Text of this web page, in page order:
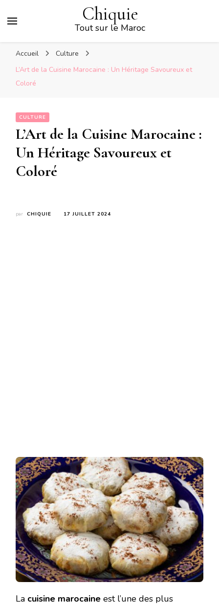
Chiquie
Tout sur le Maroc
Accueil
Culture
L’Art de la Cuisine Marocaine : Un Héritage Savoureux et
Coloré
CULTURE
L’Art de la Cuisine Marocaine :
Un Héritage Savoureux et
Coloré
par CHIQUIE 17 JUILLET 2024
La cuisine marocaine est l’une des plus